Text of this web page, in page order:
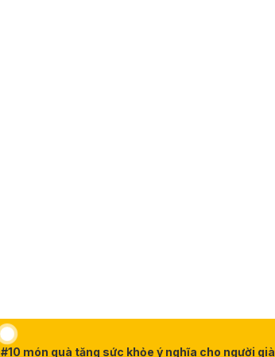
#10 món quà tặng sức khỏe ý nghĩa cho người già